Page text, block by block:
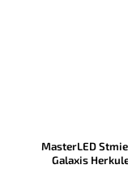
MasterLED
Galaxis